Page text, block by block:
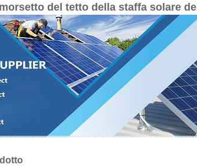
del tetto della staffa solare